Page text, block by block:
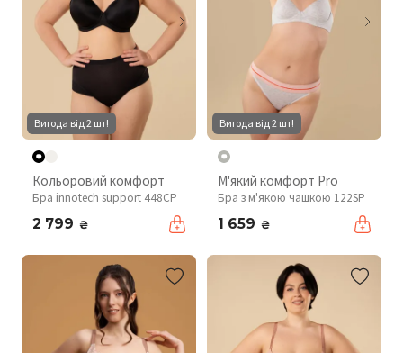
Вигода від 2 шт!
Кольоровий комфорт
Бра innotech support 448CP
2 799 ₴
Вигода від 2 шт!
М'який комфорт Pro
Бра з м'якою чашкою 122SP
1 659 ₴